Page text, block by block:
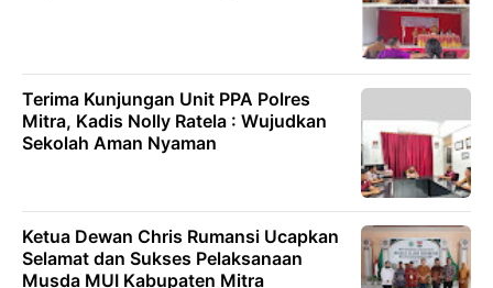
Terima Kunjungan Unit PPA Polres
Mitra, Kadis Nolly Ratela : Wujudkan
Sekolah Aman Nyaman
Ketua Dewan Chris Rumansi Ucapkan
Selamat dan Sukses Pelaksanaan
Musda MUI Kabupaten Mitra